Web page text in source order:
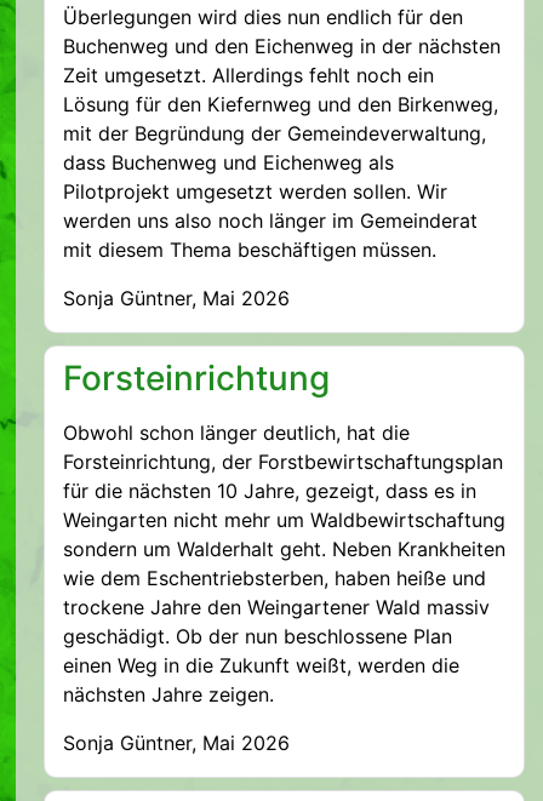
Überlegungen wird dies nun endlich für den
Buchenweg und den Eichenweg in der nächsten
Zeit umgesetzt. Allerdings fehlt noch ein
Lösung für den Kiefernweg und den Birkenweg,
mit der Begründung der Gemeindeverwaltung,
dass Buchenweg und Eichenweg als
Pilotprojekt umgesetzt werden sollen. Wir
werden uns also noch länger im Gemeinderat
mit diesem Thema beschäftigen müssen.
Sonja Güntner, Mai 2026
Forsteinrichtung
Obwohl schon länger deutlich, hat die
Forsteinrichtung, der Forstbewirtschaftungsplan
für die nächsten 10 Jahre, gezeigt, dass es in
Weingarten nicht mehr um Waldbewirtschaftung
sondern um Walderhalt geht. Neben Krankheiten
wie dem Eschentriebsterben, haben heiße und
trockene Jahre den Weingartener Wald massiv
geschädigt. Ob der nun beschlossene Plan
einen Weg in die Zukunft weißt, werden die
nächsten Jahre zeigen.
Sonja Güntner, Mai 2026